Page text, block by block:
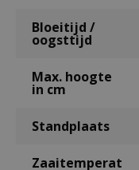
Bloeitijd /
oogsttijd
Max. hoogte
in cm
Standplaats
Zaaitemperat